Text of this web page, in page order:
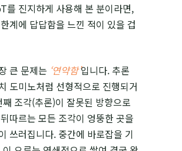
를 진지하게 사용해 본 분이라면,
계에 답답함을 느낀 적이 있을 겁
큰 문제는 ‘연약함’입니다. 추론
도미노처럼 선형적으로 진행되거
째 조각(추론)이 잘못된 방향으로
따르는 모든 조각이 엉뚱한 곳을
쓰러집니다. 중간에 바로잡을 기